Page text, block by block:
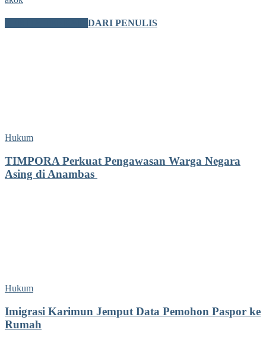
DARI PENULIS
Hukum
TIMPORA Perkuat Pengawasan Warga Negara
Asing di Anambas ‎
Hukum
Imigrasi Karimun Jemput Data Pemohon Paspor ke
Rumah